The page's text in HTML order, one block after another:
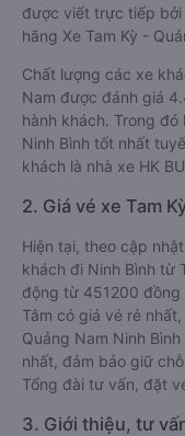
được viết trực tiếp
hãng Xe Tam Kỳ -
Chất lượng các xe
Nam được đánh giá
hành khách. Trong đó
Ninh Bình tốt nhất
khách là nhà xe HK
2. Giá vé xe Tam
Hiện tại, theo cập
khách đi Ninh Bình từ
động từ 451200 đồng
Tâm có giá vé rẻ
Quảng Nam Ninh
nhất, đảm bảo giữ
Tổng đài tư vấn, đặt
3. Giới thiệu, tư